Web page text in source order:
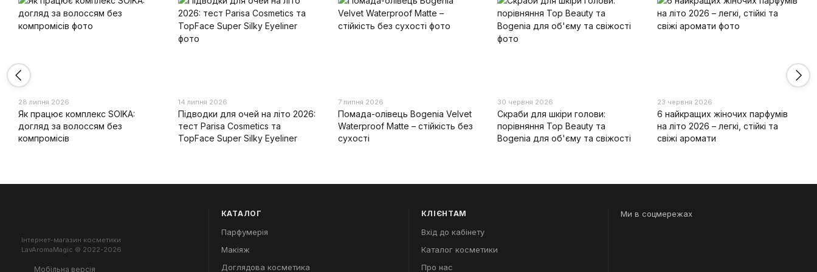
28 липня 2026
Як працює комплекс SOIKA:
догляд за волоссям без
компромісів
14 липня 2026
Підводки для очей на літо 2026:
тест Parisa Cosmetics та
TopFace Super Silky Eyeliner
7 липня 2026
Помада-олівець Bogenia Velvet
Waterproof Matte – стійкість без
сухості
30 червня 2026
Скраби для шкіри голови:
порівняння Top Beauty та
Bogenia для об'єму та свіжості
23 червня 2026
6 найкращих жіночих парфумів
на літо 2026 – легкі, стійкі та
свіжі аромати
Інтернет-магазин косметики
LavAromaMagic © 2022-2026
Мобільна версія
КАТАЛОГ
Парфумерія
Макіяж
Доглядова косметика
КЛІЄНТАМ
Вхід до кабінету
Каталог косметики
Про нас
Ми в соцмережах